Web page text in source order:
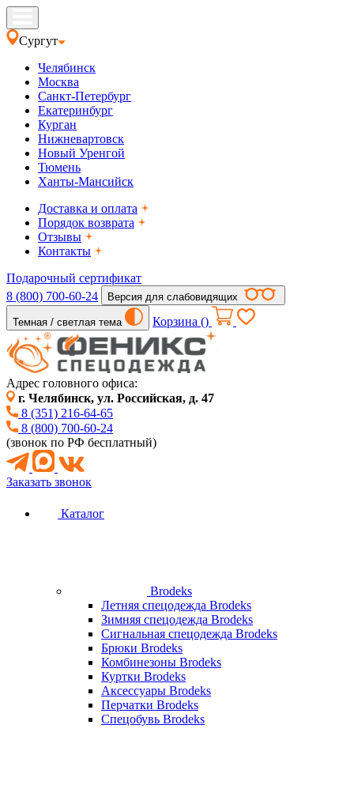
Сургут
Челябинск
Москва
Санкт-Петербург
Екатеринбург
Курган
Нижневартовск
Новый Уренгой
Тюмень
Ханты-Мансийск
Доставка и оплата
Порядок возврата
Отзывы
Контакты
Подарочный сертификат
8 (800) 700-60-24
Версия для слабовидящих
Темная / светлая тема Корзина ()
Адрес головного офиса:
г. Челябинск, ул. Российская, д. 47
8 (351) 216-64-65
8 (800) 700-60-24
(звонок по РФ бесплатный)
Заказать звонок
Каталог
Brodeks
Летняя спецодежда Brodeks
Зимняя спецодежда Brodeks
Сигнальная спецодежда Brodeks
Брюки Brodeks
Комбинезоны Brodeks
Куртки Brodeks
Аксессуары Brodeks
Перчатки Brodeks
Спецобувь Brodeks